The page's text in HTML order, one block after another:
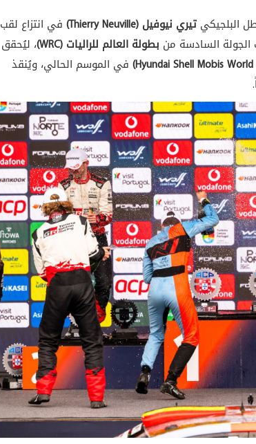
البلجيكي تيري نيوفيل (Thierry Neuville)
في انتزاع لقب
السادسة من بطولة العالم للراليات (WRC)
، ليُحقق
في الموسم الحالي، ويُنقذ